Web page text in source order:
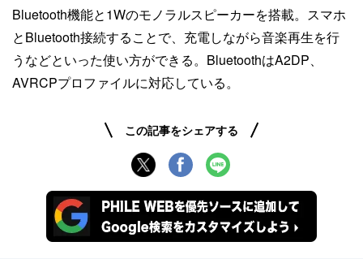
Bluetooth機能と1Wのモノラルスピーカーを搭載。スマホ
とBluetooth接続することで、充電しながら音楽再生を行
うなどといった使い方ができる。BluetoothはA2DP、
AVRCPプロファイルに対応している。
この記事をシェアする